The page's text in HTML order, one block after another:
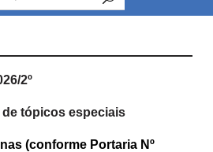
2º
tópicos especiais
(conforme Portaria Nº